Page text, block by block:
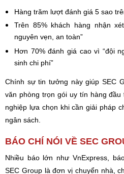
Hàng trăm lượt đánh giá 5 sao
Trên 85% khách hàng nhận
nguyên vẹn, an toàn”
Hơn 70% đánh giá cao vì “đội
sinh chi phí”
Chính sự tin tưởng này giúp SEC
văn phòng trọn gói uy tín hàng
nghiệp lựa chọn khi cần giải pháp
ngân sách.
BÁO CHÍ NÓI VỀ SEC
Nhiều báo lớn như VnExpress,
SEC Group là đơn vị chuyển nhà,